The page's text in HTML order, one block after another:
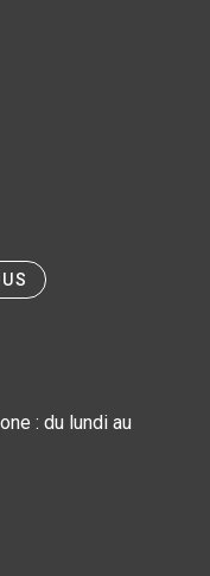
Mercier
Cardinal Mercier
: du lundi au